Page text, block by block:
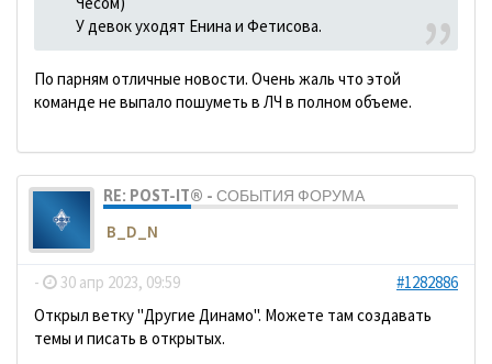
У девок уходят Енина и Фетисова.
По парням отличные новости. Очень жаль что этой
команде не выпало пошуметь в ЛЧ в полном объеме.
RE: POST-IT® - СОБЫТИЯ ФОРУМА
B_D_N
- 30 апр 2023, 09:59
#1282886
Открыл ветку "Другие Динамо". Можете там создавать
темы и писать в открытых.